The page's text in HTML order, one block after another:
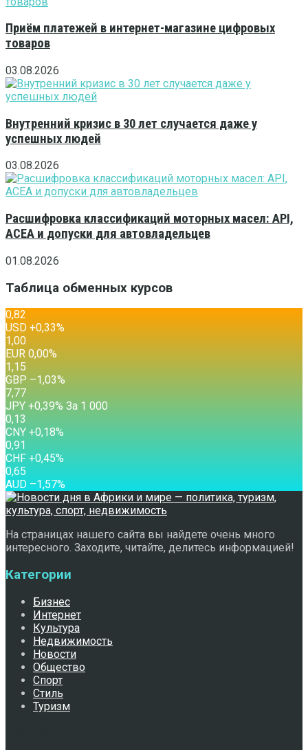
Приём платежей в интернет-магазине цифровых
товаров
03.08.2026
Внутренний кризис в 30 лет случается даже у
успешных людей
03.08.2026
Расшифровка классификаций моторных масел: API,
ACEA и допуски для автовладельцев
01.08.2026
Таблица обменных курсов
0,82
USD +0,33%
1,00
EUR 0,00%
1,15
GBP –1,03%
7,77
JPY +0,39% За 1 000
0,13
CNY +0,18%
0,91
CHF +0,45%
0,65
AUD –1,57%
На страницах нашего сайта вы найдете очень много
интересного. Заходите, читайте, делитесь информацией!
Категории
Бизнес
Интернет
Культура
Недвижимость
Новости
Общество
Спорт
Стиль
Туризм